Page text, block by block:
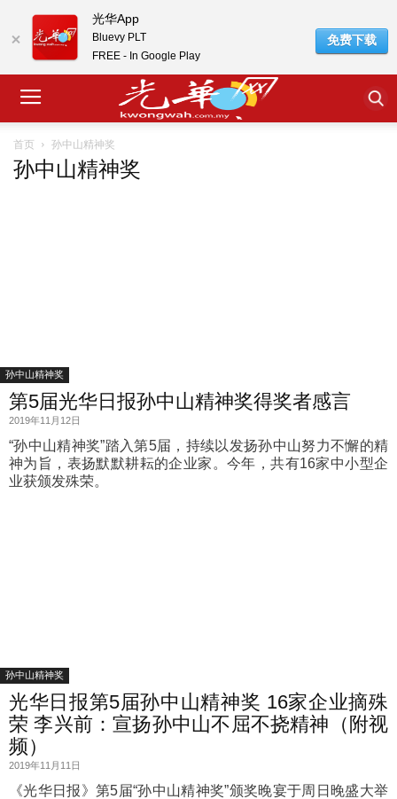
首页 孙中山精神奖
孙中山精神奖
孙中山精神奖
第5届光华日报孙中山精神奖得奖者感言
2019年11月12日
“孙中山精神奖”踏入第5届，持续以发扬孙中山努力不懈的精
神为旨，表扬默默耕耘的企业家。今年，共有16家中小型企
业获颁发殊荣。
孙中山精神奖
光华日报第5届孙中山精神奖 16家企业摘殊
荣 李兴前：宣扬孙中山不屈不挠精神（附视
频）
2019年11月11日
《光华日报》第5届“孙中山精神奖”颁奖晚宴于周日晚盛大举
光华App
Bluevy PLT
FREE - In Google Play
免费下载